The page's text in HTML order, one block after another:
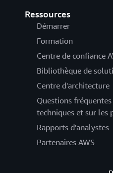
Ressources
Démarrer
Formation
Centre de confiance
Bibliothèque de
Centre d'architecture
Questions fréquentes
techniques et sur les
Rapports d'analystes
Partenaires AWS